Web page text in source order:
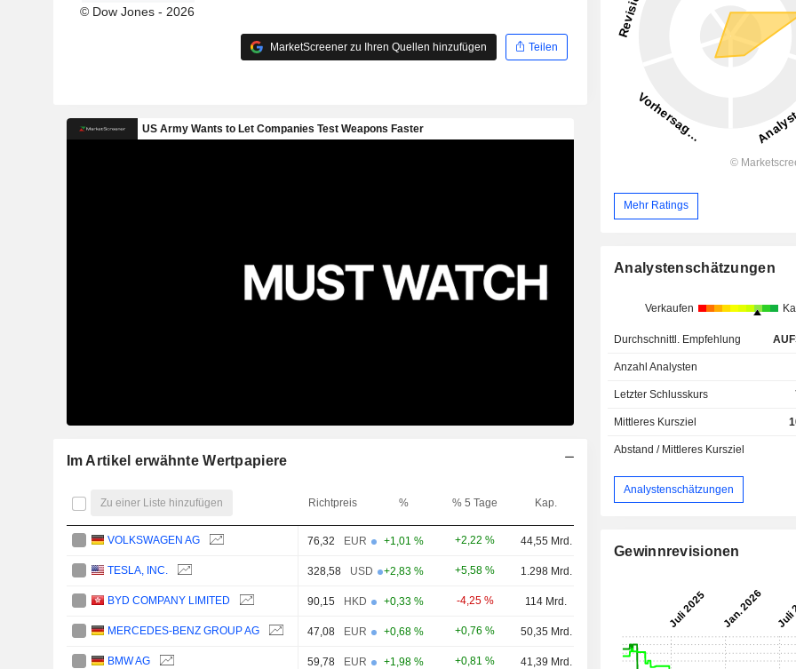
© Dow Jones - 2026
MarketScreener zu Ihren Quellen hinzufügen Teilen
Im Artikel erwähnte Wertpapiere
Zu einer Liste hinzufügen Richtpreis % % 5 Tage Kap.
VOLKSWAGEN AG 76,32 EUR +1,01 % +2,22 % 44,55 Mrd.
TESLA, INC. 328,58 USD +2,83 % +5,58 % 1.298 Mrd.
BYD COMPANY LIMITED 90,15 HKD +0,33 % -4,25 % 114 Mrd.
MERCEDES-BENZ GROUP AG 47,08 EUR +0,68 % +0,76 % 50,35 Mrd.
BMW AG 59,78 EUR +1,98 % +0,81 % 41,39 Mrd.
Mehr Ratings
Analystenschätzungen
Verkaufen
Durchschnittl. Empfehlung
Anzahl Analysten
Letzter Schlusskurs
Mittleres Kursziel
Abstand / Mittleres Kursziel
Analystenschätzungen
Gewinnrevisionen